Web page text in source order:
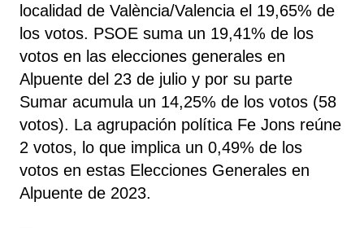
localidad de València/Valencia el 19,65% de
los votos. PSOE suma un 19,41% de los
votos en las elecciones generales en
Alpuente del 23 de julio y por su parte
Sumar acumula un 14,25% de los votos (58
votos). La agrupación política Fe Jons reúne
2 votos, lo que implica un 0,49% de los
votos en estas Elecciones Generales en
Alpuente de 2023.